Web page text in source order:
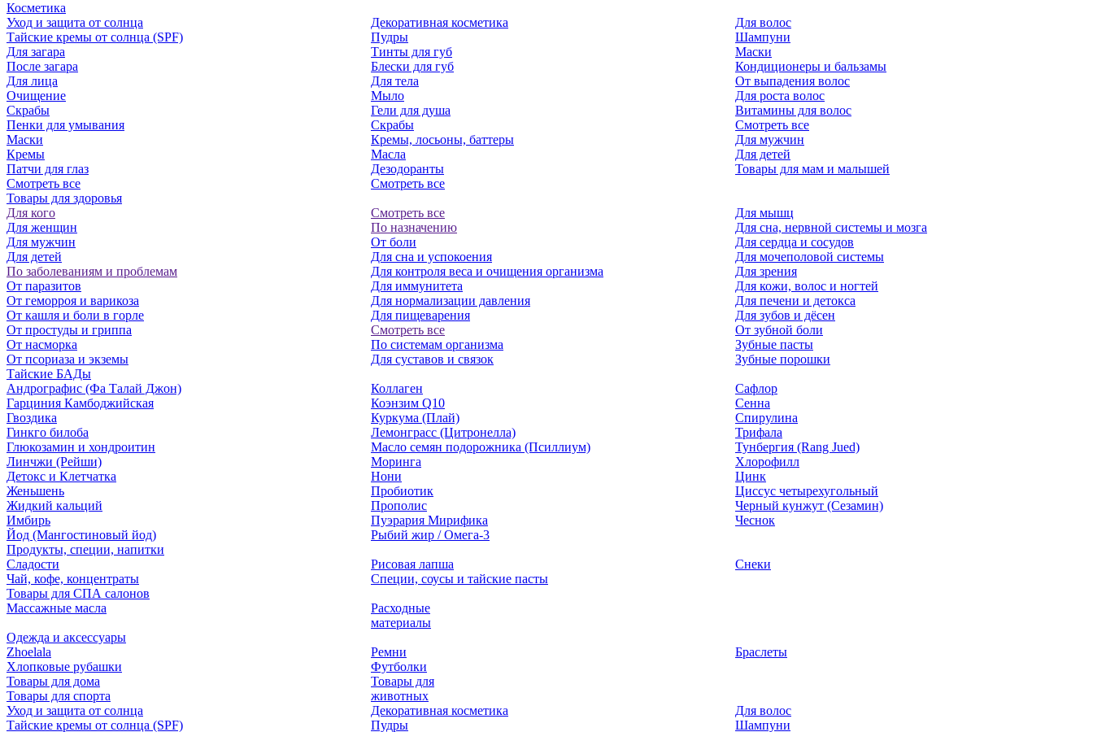
Косметика
Уход и защита от солнца
Тайские кремы от солнца (SPF)
Для загара
После загара
Для лица
Очищение
Скрабы
Пенки для умывания
Маски
Кремы
Патчи для глаз
Смотреть все
Декоративная косметика
Пудры
Тинты для губ
Блески для губ
Для тела
Мыло
Гели для душа
Скрабы
Кремы, лосьоны, баттеры
Масла
Дезодоранты
Смотреть все
Для волос
Шампуни
Маски
Кондиционеры и бальзамы
От выпадения волос
Для роста волос
Витамины для волос
Смотреть все
Для мужчин
Для детей
Товары для мам и малышей
Товары для здоровья
Для кого
Для женщин
Для мужчин
Для детей
По заболеваниям и проблемам
От паразитов
Oт геморроя и варикоза
От кашля и боли в горле
От простуды и гриппа
От насморка
Oт псориаза и экземы
Смотреть все
По назначению
От боли
Для сна и успокоения
Для контроля веса и очищения организма
Для иммунитета
Для нормализации давления
Для пищеварения
Смотреть все
По системам организма
Для суставов и связок
Для мышц
Для сна, нервной системы и мозга
Для сердца и сосудов
Для мочеполовой системы
Для зрения
Для кожи, волос и ногтей
Для печени и детокса
Для зубов и дёсен
От зубной боли
Зубные пасты
Зубные порошки
Тайские БАДы
Андрографис (Фа Талай Джон)
Гарциния Камбоджийская
Гвоздика
Гинкго билоба
Глюкозамин и хондроитин
Линчжи (Рейши)
Детокс и Клетчатка
Женьшень
Жидкий кальций
Имбирь
Йод (Мангостиновый йод)
Коллаген
Коэнзим Q10
Куркума (Плай)
Лемонграсс (Цитронелла)
Масло семян подорожника (Псиллиум)
Моринга
Нони
Пробиотик
Прополис
Пуэрария Мирифика
Рыбий жир / Омега-3
Сафлор
Сенна
Спирулина
Трифала
Тунбергия (Rang Jued)
Хлорофилл
Цинк
Циссус четырехугольный
Черный кунжут (Сезамин)
Чеснок
Продукты, специи, напитки
Сладости
Чай, кофе, концентраты
Рисовая лапша
Специи, соусы и тайские пасты
Снеки
Товары для СПА салонов
Массажные масла
Расходные
материалы
Одежда и аксессуары
Zhoelala
Хлопковые рубашки
Ремни
Футболки
Браслеты
Товары для дома
Товары для спорта
Товары для
животных
Уход и защита от солнца
Тайские кремы от солнца (SPF)
Декоративная косметика
Пудры
Для волос
Шампуни